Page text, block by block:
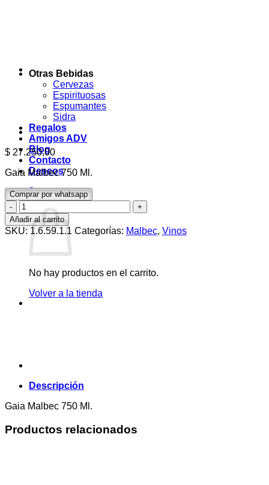
Otras Bebidas
Cervezas
Espirituosas
Espumantes
Sidra
Regalos
Amigos ADV
Blog
Contacto
Deseos
0
Carrito
No hay productos en el carrito.
Volver a la tienda
$ 27.250,00
Gaia Malbec 750 Ml.
Comprar por whatsapp
Gaia
Malbec
750
Ml.
Añadir al carrito
SKU: 1.6.59.1.1 Categorías: Malbec, Vinos
Descripción
Gaia Malbec 750 Ml.
Productos relacionados